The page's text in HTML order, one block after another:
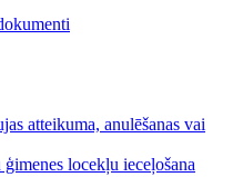
atteikuma, anulēšanas vai
locekļu ieceļošana